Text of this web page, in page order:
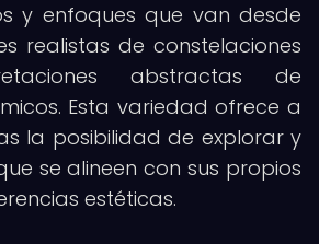
y enfoques que van desde
realistas de constelaciones
abstractas de
Esta variedad ofrece a
la posibilidad de explorar y
se alineen con sus propios
estéticas.